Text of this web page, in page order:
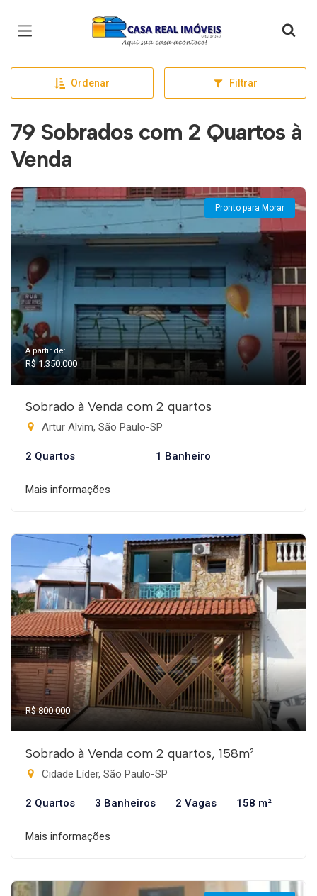
Página inicial
Ordenar Filtrar
79 Sobrados com 2 Quartos à
Venda
Pronto para Morar
A partir de:
R$ 1.350.000
Sobrado à Venda com 2 quartos
Artur Alvim, São Paulo-SP
2 Quartos 1 Banheiro
Mais informações
R$ 800.000
Sobrado à Venda com 2 quartos, 158m²
Cidade Líder, São Paulo-SP
2 Quartos 3 Banheiros 2 Vagas 158 m²
Mais informações